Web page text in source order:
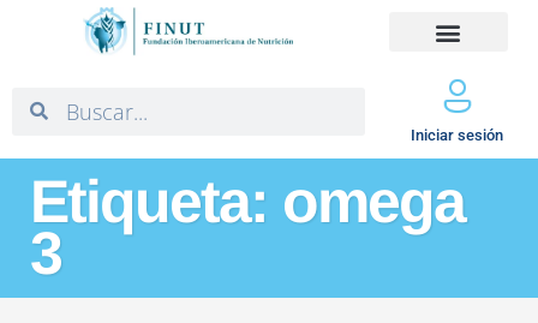
Iniciar sesión
Etiqueta: omega
3